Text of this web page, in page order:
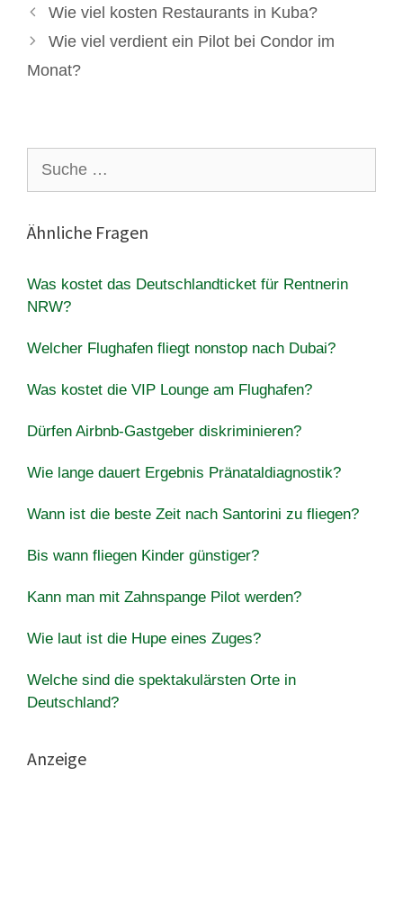
Wie viel kosten Restaurants in Kuba?
Wie viel verdient ein Pilot bei Condor im
Monat?
nach:
Ähnliche Fragen
Was kostet das Deutschlandticket für Rentnerin
NRW?
Welcher Flughafen fliegt nonstop nach Dubai?
Was kostet die VIP Lounge am Flughafen?
Dürfen Airbnb-Gastgeber diskriminieren?
Wie lange dauert Ergebnis Pränataldiagnostik?
Wann ist die beste Zeit nach Santorini zu fliegen?
Bis wann fliegen Kinder günstiger?
Kann man mit Zahnspange Pilot werden?
Wie laut ist die Hupe eines Zuges?
Welche sind die spektakulärsten Orte in
Deutschland?
Anzeige